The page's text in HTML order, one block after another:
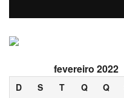
fevereiro 2022
D S T Q Q